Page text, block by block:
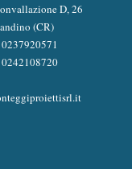
D, 26
(CR)